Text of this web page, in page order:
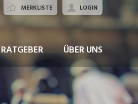
RATGEBER ÜBER UNS
MERKLISTE LOGIN